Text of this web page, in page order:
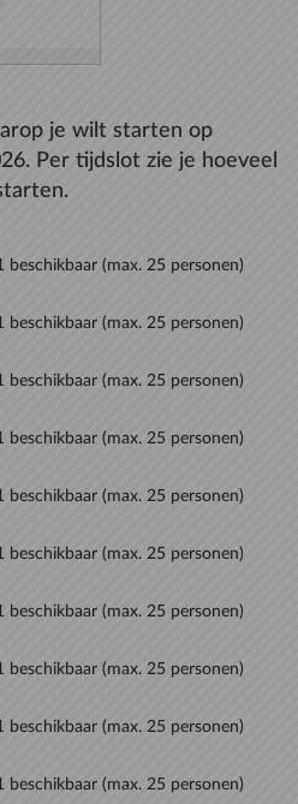
je wilt starten op
Per tijdslot zie je hoeveel
beschikbaar (max. 25 personen)
beschikbaar (max. 25 personen)
beschikbaar (max. 25 personen)
beschikbaar (max. 25 personen)
beschikbaar (max. 25 personen)
beschikbaar (max. 25 personen)
beschikbaar (max. 25 personen)
beschikbaar (max. 25 personen)
beschikbaar (max. 25 personen)
beschikbaar (max. 25 personen)